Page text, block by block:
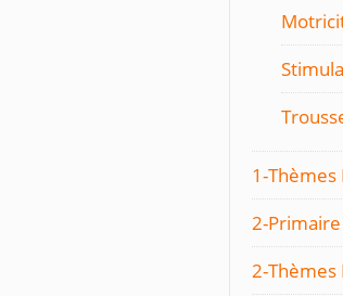
1-Thèmes
2-Primaire
2-Thèmes